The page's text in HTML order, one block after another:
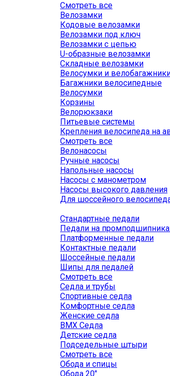
Смотреть все
Велозамки
Кодовые велозамки
Велозамки под ключ
Велозамки с цепью
U-образные велозамки
Складные велозамки
Велосумки и
Багажники велосипедные
Велосумки
Корзины
Велорюкзаки
Питьевые системы
Крепления велосипеда на
Смотреть все
Велонасосы
Ручные насосы
Напольные насосы
Насосы с манометром
Насосы высокого давления
Для шоссейного
Стандартные педали
Педали на
Платформенные педали
Контактные педали
Шоссейные педали
Шипы для педалей
Смотреть все
Седла и трубы
Спортивные седла
Комфортные седла
Женские седла
BMX Седла
Детские седла
Подседельные штыри
Смотреть все
Обода и спицы
Обода 20"